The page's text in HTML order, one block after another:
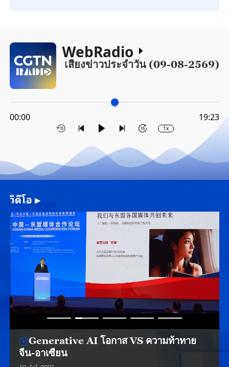
WebRadio
เสียงข่าวประจำวัน (09-08-2569)
00:00 19:23
1x
วิดีโอ ▶
Generative AI โอกาส VS ความท้าทาย
จีน-อาเซียน